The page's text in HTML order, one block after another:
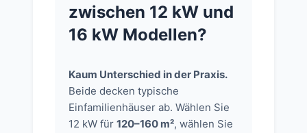
zwischen 12 kW und
16 kW Modellen?
Kaum Unterschied in der Praxis.
Beide decken typische
Einfamilienhäuser ab. Wählen Sie
12 kW für 120–160 m², wählen Sie